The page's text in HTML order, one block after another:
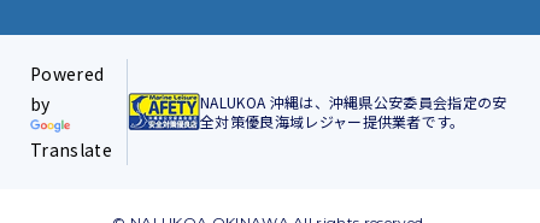
Powered
by
Translate
NALUKOA 沖縄は、沖縄県公安委員会指定の安
全対策優良海域レジャー提供業者です。